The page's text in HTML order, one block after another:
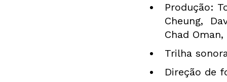
Produção:
Cheung,
Chad
Trilha
Direção de